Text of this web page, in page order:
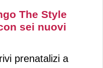
The Style
sei nuovi
prenatalizi a